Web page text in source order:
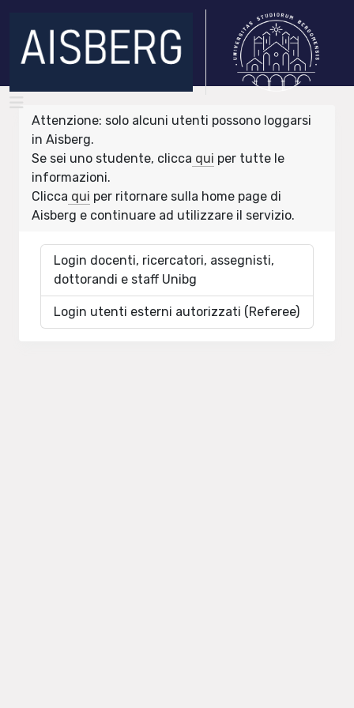
Attenzione: solo alcuni utenti possono loggarsi
in Aisberg.
Se sei uno studente, clicca qui per tutte le
informazioni.
Clicca qui per ritornare sulla home page di
Aisberg e continuare ad utilizzare il servizio.
Login docenti, ricercatori, assegnisti,
dottorandi e staff Unibg
Login utenti esterni autorizzati (Referee)